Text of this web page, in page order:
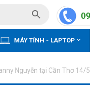

MÁY TÍNH - LAPTOP 
Nguyễn tại Cần Thơ 14/